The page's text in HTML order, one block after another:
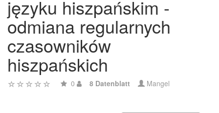
języku hiszpańskim -
odmiana regularnych
czasowników
hiszpańskich
0 8 Datenblatt Mangel